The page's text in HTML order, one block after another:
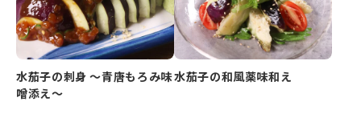
水茄子の刺身 ～青唐もろみ味
噌添え～
水茄子の和風薬味和え